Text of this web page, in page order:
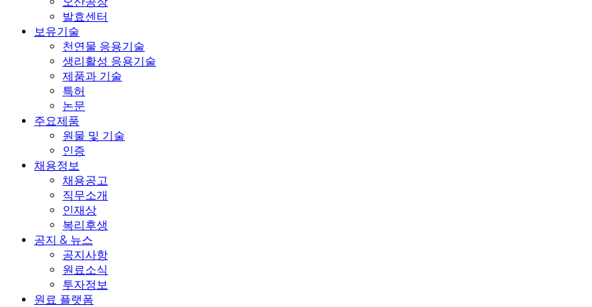
발효센터
보유기술
천연물 응용기술
생리활성 응용기술
제품과 기술
특허
논문
주요제품
원물 및 기술
인증
채용정보
채용공고
직무소개
인재상
복리후생
공지 & 뉴스
공지사항
원료소식
투자정보
원료 플랫폼